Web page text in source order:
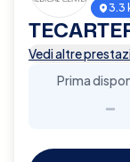
3.3
Vedi altre
Prima
-